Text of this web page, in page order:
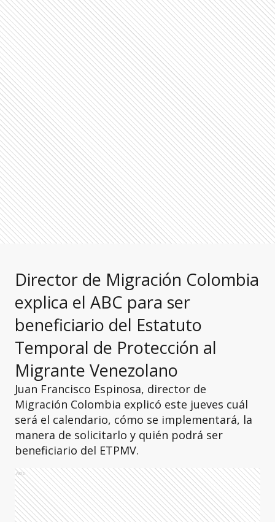
Director de Migración Colombia
explica el ABC para ser
beneficiario del Estatuto
Temporal de Protección al
Migrante Venezolano
Juan Francisco Espinosa, director de
Migración Colombia explicó este jueves cuál
será el calendario, cómo se implementará, la
manera de solicitarlo y quién podrá ser
beneficiario del ETPMV.
Ads